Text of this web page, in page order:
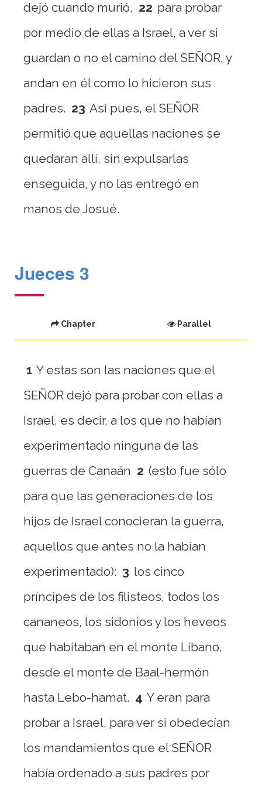
dejó cuando murió, 22 para probar
por medio de ellas a Israel, a ver si
guardan o no el camino del SEÑOR, y
andan en él como lo hicieron sus
padres. 23 Así pues, el SEÑOR
permitió que aquellas naciones se
quedaran allí, sin expulsarlas
enseguida, y no las entregó en
manos de Josué.
Jueces 3
Chapter Parallel
1 Y estas son las naciones que el
SEÑOR dejó para probar con ellas a
Israel, es decir, a los que no habían
experimentado ninguna de las
guerras de Canaán 2 (esto fue sólo
para que las generaciones de los
hijos de Israel conocieran la guerra,
aquellos que antes no la habían
experimentado): 3 los cinco
príncipes de los filisteos, todos los
cananeos, los sidonios y los heveos
que habitaban en el monte Líbano,
desde el monte de Baal-hermón
hasta Lebo-hamat. 4 Y eran para
probar a Israel, para ver si obedecían
los mandamientos que el SEÑOR
había ordenado a sus padres por